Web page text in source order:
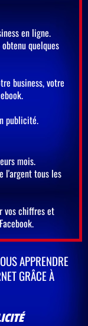
en ligne.
quelques
business, votre
publicité.
mois.
l'argent tous les
vos chiffres et
APPRENDRE
GRÂCE À